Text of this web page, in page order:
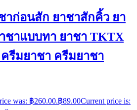
าก่อนสัก ยาชาสักคิ้ว ยา
ชาแบบทา ยาชา TKTX
ครีมยาชา ครีมยาชา
was: ฿260.00.฿89.00Current price is: